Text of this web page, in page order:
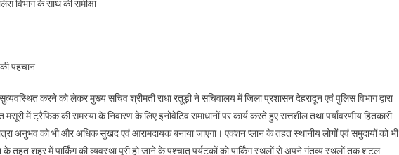
विभाग के साथ की समीक्षा
पहचान
करने को लेकर मुख्य सचिव श्रीमती राधा रतूड़ी ने सचिवालय में जिला प्रशासन देहरादून एवं पुलिस विभाग द्वारा
में ट्रैफिक की समस्या के निवारण के लिए इनोवेटिव समाधानों पर कार्य करते हुए सत्तशील तथा पर्यावरणीय हितकारी
अनुभव को भी और अधिक सुखद एवं आरामदायक बनाया जाएगा। एक्शन प्लान के तहत स्थानीय लोगों एवं समुदायों को भी
तहत शहर में पार्किंग की व्यवस्था पूरी हो जाने के पश्चात् पर्यटकों को पार्किंग स्थलों से अपने गंतव्य स्थलों तक शटल